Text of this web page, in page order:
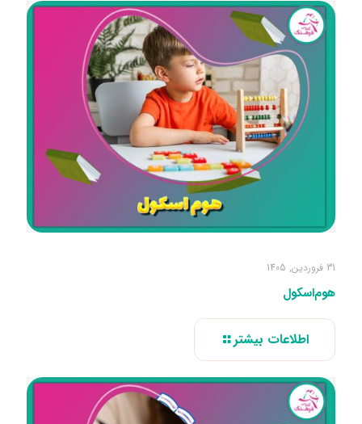
31 فروردین, 1405
هوم‌اسکول
اطلاعات بیشتر